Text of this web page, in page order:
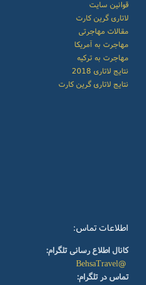
قوانین سایت
لاتاری گرین کارت
مقالات مهاجرتی
مهاجرت به آمریکا
مهاجرت به ترکیه
نتایج لاتاری 2018
نتایج لاتاری گرین کارت
اطلاعات تماس:
کانال اطلاع رسانی تلگرام:
@BehsaTravel
تماس در تلگرام: